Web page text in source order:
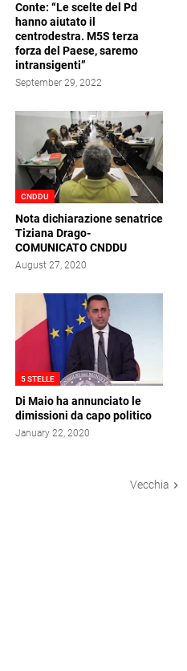
Conte: “Le scelte del Pd
hanno aiutato il
centrodestra. M5S terza
forza del Paese, saremo
intransigenti”
September 29, 2022
CNDDU
Nota dichiarazione senatrice
Tiziana Drago-
COMUNICATO CNDDU
August 27, 2020
5 STELLE
Di Maio ha annunciato le
dimissioni da capo politico
January 22, 2020
Vecchia